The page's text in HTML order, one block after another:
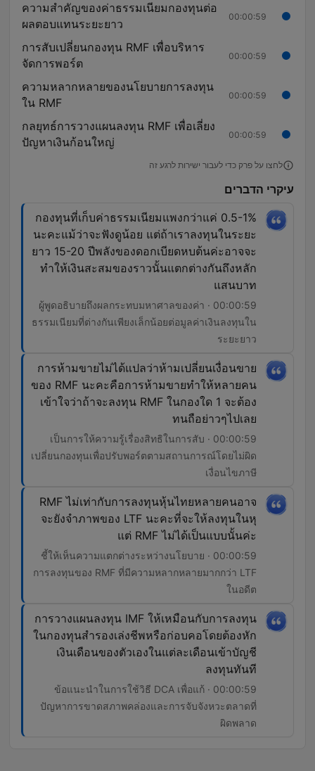
00:00:59
ความสำคัญของค่าธรรมเนียมกองทุนต่อ
ผลตอบแทนระยะยาว
00:00:59
การสับเปลี่ยนกองทุน RMF เพื่อบริหาร
จัดการพอร์ต
00:00:59
ความหลากหลายของนโยบายการลงทุน
ใน RMF
00:00:59
กลยุทธ์การวางแผนลงทุน RMF เพื่อเลี่ยง
ปัญหาเงินก้อนใหญ่
לחצו על פרק כדי לעבור ישירות לרגע זה
עיקרי הדברים
กองทุนที่เก็บค่าธรรมเนียมแพงกว่าแค่ 0.5-1%
นะคะแม้ว่าจะฟังดูน้อย แต่ถ้าเราลงทุนในระยะ
ยาว 15-20 ปีพลังของดอกเบียดหบต้นค่ะอาจจะ
ทำให้เงินสะสมของราวนั้นแตกต่างกันถึงหลัก
แสนบาท
00:00:59 · ผู้พูดอธิบายถึงผลกระทบมหาศาลของค่า
ธรรมเนียมที่ต่างกันเพียงเล็กน้อยต่อมูลค่าเงินลงทุนใน
ระยะยาว
การห้ามขายไม่ได้แปลว่าห้ามเปลี่ยนเงื่อนขาย
ของ RMF นะคะคือการห้ามขายทำให้หลายคน
เข้าใจว่าถ้าจะลงทุน RMF ในกองใด 1 จะต้อง
ทนถือย่าวๆไปเลย
00:00:59 · เป็นการให้ความรู้เรื่องสิทธิในการสับ
เปลี่ยนกองทุนเพื่อปรับพอร์ตตามสถานการณ์โดยไม่ผิด
เงื่อนไขภาษี
RMF ไม่เท่ากับการลงทุนหุ้นไทยหลายคนอาจ
จะยังจำภาพของ LTF นะคะที่จะให้ลงทุนในหุ
แต่ RMF ไม่ได้เป็นแบบนั้นค่ะ
00:00:59 · ชี้ให้เห็นความแตกต่างระหว่างนโยบาย
การลงทุนของ RMF ที่มีความหลากหลายมากกว่า LTF
ในอดีต
การวางแผนลงทุน IMF ให้เหมือนกับการลงทุน
ในกองทุนสำรองเล่งชีพหรือก่อบคอโดยต้องหัก
เงินเดือนของตัวเองในแต่ละเดือนเข้าบัญชี
ลงทุนทันที
00:00:59 · ข้อแนะนำในการใช้วิธี DCA เพื่อแก้
ปัญหาการขาดสภาพคล่องและการจับจังหวะตลาดที่
ผิดพลาด